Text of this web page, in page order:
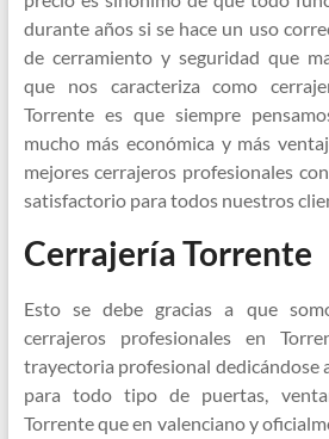
durante años si se hace un uso
de cerramiento y seguridad que
que nos caracteriza como
Torrente es que siempre
mucho más económica y más
mejores cerrajeros profesionales
satisfactorio para todos nuestros
Cerrajería Torrente
Esto se debe gracias a que
cerrajeros profesionales en
trayectoria profesional dedicándose
para todo tipo de puertas,
Torrente que en valenciano y